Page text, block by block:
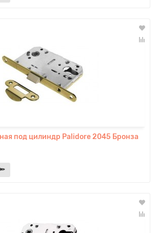
под цилиндр Palidore 2045 Бронза